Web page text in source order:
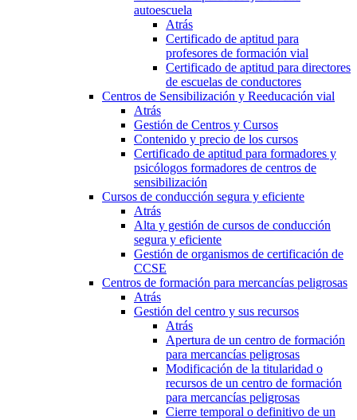
autoescuela
Atrás
Certificado de aptitud para
profesores de formación vial
Certificado de aptitud para directores
de escuelas de conductores
Centros de Sensibilización y Reeducación vial
Atrás
Gestión de Centros y Cursos
Contenido y precio de los cursos
Certificado de aptitud para formadores y
psicólogos formadores de centros de
sensibilización
Cursos de conducción segura y eficiente
Atrás
Alta y gestión de cursos de conducción
segura y eficiente
Gestión de organismos de certificación de
CCSE
Centros de formación para mercancías peligrosas
Atrás
Gestión del centro y sus recursos
Atrás
Apertura de un centro de formación
para mercancías peligrosas
Modificación de la titularidad o
recursos de un centro de formación
para mercancías peligrosas
Cierre temporal o definitivo de un